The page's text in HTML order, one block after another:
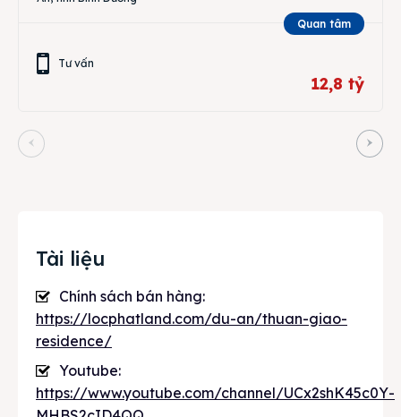
Quan tâm
Tư vấn
12,8 tỷ
Tài liệu
Chính sách bán hàng:
https://locphatland.com/du-an/thuan-giao-
residence/
Youtube:
https://www.youtube.com/channel/UCx2shK45c0Y-